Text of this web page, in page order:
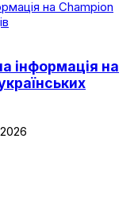
інформація на